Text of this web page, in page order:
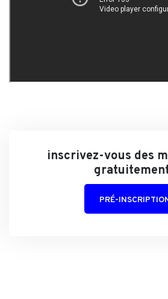
inscrivez-vous des
PRÉ-